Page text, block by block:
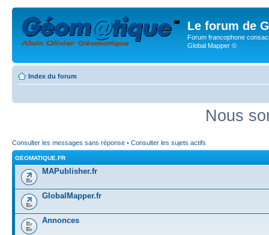
Le forum de
Forum francophone
Global Mapper ©
Index du forum
Nous
Consulter les messages sans réponse • Consulter les sujets actifs
GEOMATIQUE.FR
MAPublisher.fr
GlobalMapper.fr
Annonces